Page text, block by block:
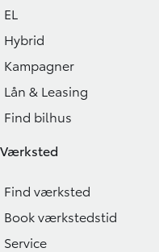
EL
Hybrid
Kampagner
Lån & Leasing
Find bilhus
Værksted
Find værksted
Book værkstedstid
Service